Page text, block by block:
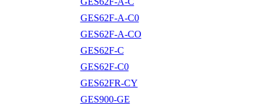
GES62F-A-C0
GES62F-A-CO
GES62F-C
GES62F-C0
GES62FR-CY
GES900-GE